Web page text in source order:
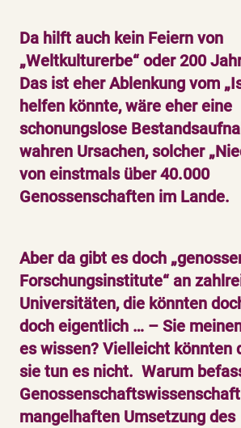
Da hilft auch kein Feiern von
„Weltkulturerbe“ oder 200
Das ist eher Ablenkung vom
helfen könnte, wäre eher eine
schonungslose
wahren Ursachen, solcher
von einstmals über 40.000
Genossenschaften im Lande.
Aber da gibt es doch
Forschungsinstitute“ an
Universitäten, die könnten
doch eigentlich … – Sie
es wissen? Vielleicht könnten
sie tun es nicht. Warum
mangelhaften Umsetzung des